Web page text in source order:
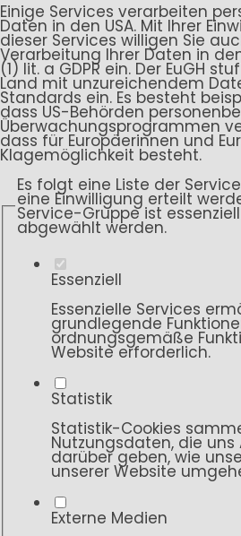
Einige Services verarbeiten
Daten in den USA. Mit Ihrer
dieser Services willigen Sie
Verarbeitung Ihrer Daten in
(1) lit. a GDPR ein. Der EuGH
Land mit unzureichendem
Standards ein. Es besteht
dass US-Behörden
Überwachungsprogrammen
dass für Europäerinnen und
Klagemöglichkeit besteht.
Es folgt eine Liste der
eine Einwilligung erteilt
Service-Gruppe ist
abgewählt werden.
Essenziell
Essenzielle Services
grundlegende
ordnungsgemäße
Website erforderlich.
Statistik
Statistik-Cookies
Nutzungsdaten, die uns
darüber geben, wie
unserer Website
Externe Medien